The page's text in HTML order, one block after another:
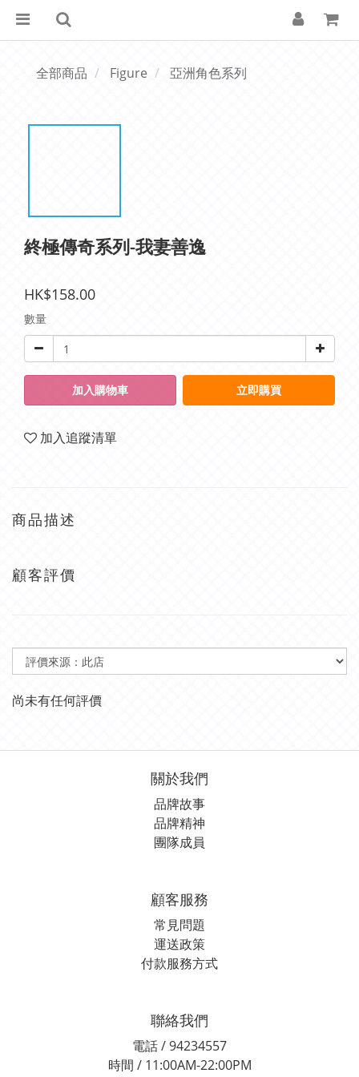
全部商品 Figure 亞洲角色系列
終極傳奇系列-我妻善逸
HK$158.00
數量
加入購物車 立即購買
加入追蹤清單
商品描述
顧客評價
尚未有任何評價
關於我們
品牌故事
品牌精神
團隊成員
顧客服務
常見問題
運送政策
付款服務方式
聯絡我們
電話 / 94234557
時間 / 11:00AM-22:00PM